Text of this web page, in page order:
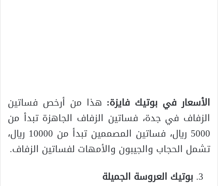
الأسعار في بوتيك فايزة: هذا من أرخص فساتين
الزفاف في جدة، فساتين الزفاف الجاهزة تبدأ من
5000 ريال، فساتين المصممين تبدأ من 10000 ريال،
تشمل الحجاب والجيبون والأمهات لفساتين الزفاف.
بوتيك العروسة الجميلة